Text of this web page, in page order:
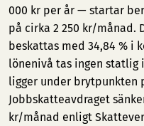
000 kr per år — startar
på cirka 2 250 kr/månad.
beskattas med 34,84 % i
lönenivå tas ingen statlig
ligger under brytpunkten
Jobbskatteavdraget
kr/månad enligt